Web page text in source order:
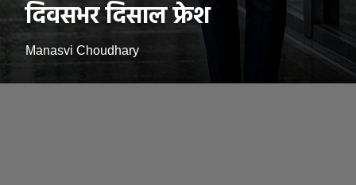
दिवसभर दिसाल फ्रेश
Manasvi Choudhary